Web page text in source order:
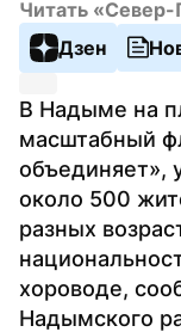
Читать «Север-
Дзен
В Надыме на
масштабный
объединяет»,
около 500
разных
хороводе,
Надымского